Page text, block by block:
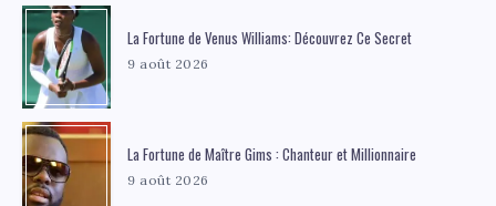
La Fortune de Venus Williams: Découvrez Ce Secret
9 août 2026
La Fortune de Maître Gims : Chanteur et Millionnaire
9 août 2026